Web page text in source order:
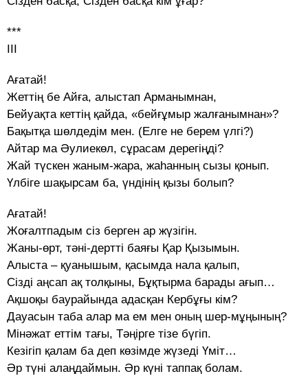
***
Ағатай!
Жеттің бе Айға, алыстап Арманымнан,
Бейуақта кеттің қайда, «бейғұмыр жалғанымнан»?
Бақытқа шөлдедім мен. (Елге не берем үлгі?)
Айтар ма Әулиекөл, сұрасам дерегіңді?
Жай түскен жаным-жара, жаһанның сызы қонып.
Үлбіге шақырсам ба, үндінің қызы болып?
Ағатай!
Жоғалтпадым сіз берген ар жүзігін.
Жаны-өрт, тәні-дертті баяғы Қар Қызымын.
Алыста – қуанышым, қасымда нала қалып,
Сізді аңсап ақ толқыны, Бұқтырма барады ағып…
Ақшоқы баурайында адасқан Кербұғы кім?
Дауасын таба алар ма ем мен оның шер-мұңының?
Мінәжат еттім тағы, Тәңірге тізе бүгіп.
Кезігіп қалам ба деп көзімде жүзеді Үміт…
Әр түні алаңдаймын. Әр күні таппақ болам.